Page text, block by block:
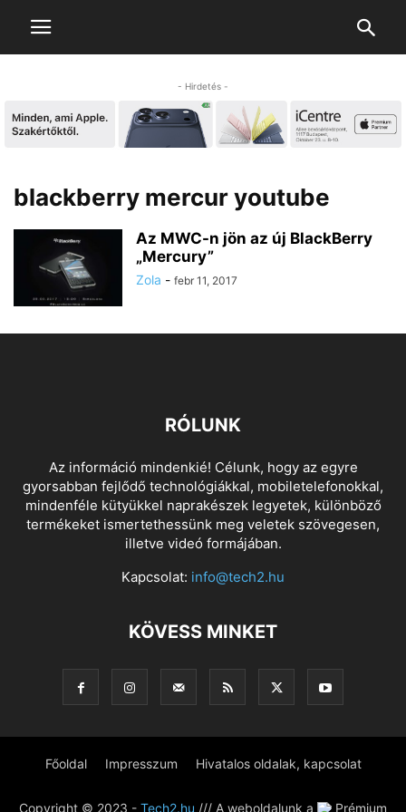
- Hirdetés -
blackberry mercur youtube
Az MWC-n jön az új BlackBerry
„Mercury”
Zola - febr 11, 2017
RÓLUNK
Az információ mindenkié! Célunk, hogy az egyre
gyorsabban fejlődő technológiákkal, mobiletelefonokkal,
mindenféle kütyükkel naprakészek legyetek, különböző
termékeket ismertethessünk meg veletek szövegesen,
illetve videó formájában.
Kapcsolat: info@tech2.hu
KÖVESS MINKET
Főoldal Impresszum Hivatalos oldalak, kapcsolat
Copyright © 2023 - Tech2.hu /// A weboldalunk a Prémium